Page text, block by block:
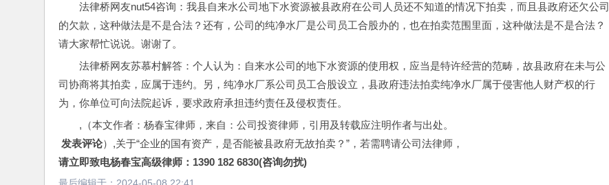
法律桥网友nut54咨询：我县自来水公司地下水资源被县政府在公司人员还不知道的情况下拍卖，而且县政府还欠公司
的欠款，这种做法是不是合法？还有，公司的纯净水厂是公司员工合股办的，也在拍卖范围里面，这种做法是不是合法？
请大家帮忙说说。谢谢了。
法律桥网友苏慕村解答：个人认为：自来水公司的地下水资源的使用权，应当是特许经营的范畴，故县政府在未与公
司协商将其拍卖，应属于违约。另，纯净水厂系公司员工合股设立，县政府违法拍卖纯净水厂属于侵害他人财产权的行
为，你单位可向法院起诉，要求政府承担违约责任及侵权责任。
,（本文作者：杨春宝律师，来自：公司投资律师，引用及转载应注明作者与出处。
发表评论）,关于“企业的国有资产，是否能被县政府无故拍卖？”，若需聘请公司法律师，
请立即致电杨春宝高级律师：1390 182 6830(咨询勿扰)